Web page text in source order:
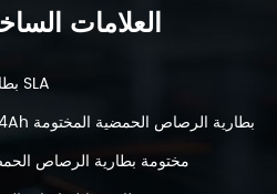
العلامات
بطارية SLA
6V4Ah بطارية الرصاص الحمضية المختومة
مختومة بطارية الرصاص